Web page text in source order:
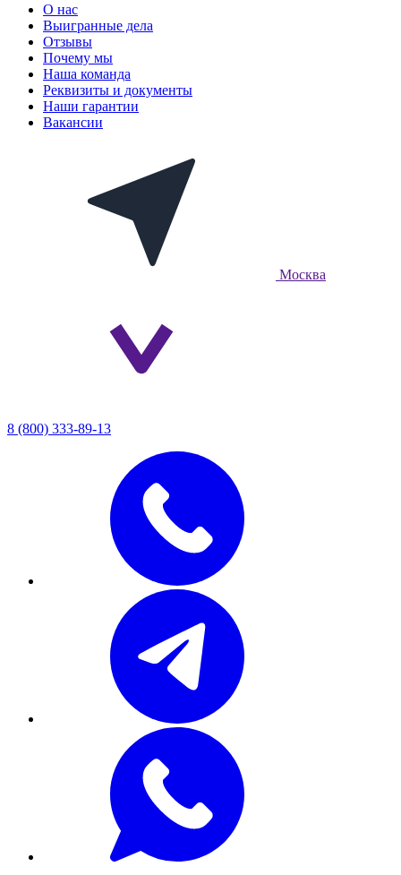
О нас
Выигранные дела
Отзывы
Почему мы
Наша команда
Реквизиты и документы
Наши гарантии
Вакансии
Москва
8 (800) 333-89-13